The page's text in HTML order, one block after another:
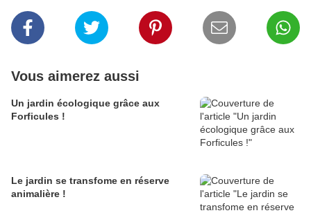
Vous aimerez aussi
Un jardin écologique grâce aux
Forficules !
Le jardin se transfome en réserve
animalière !